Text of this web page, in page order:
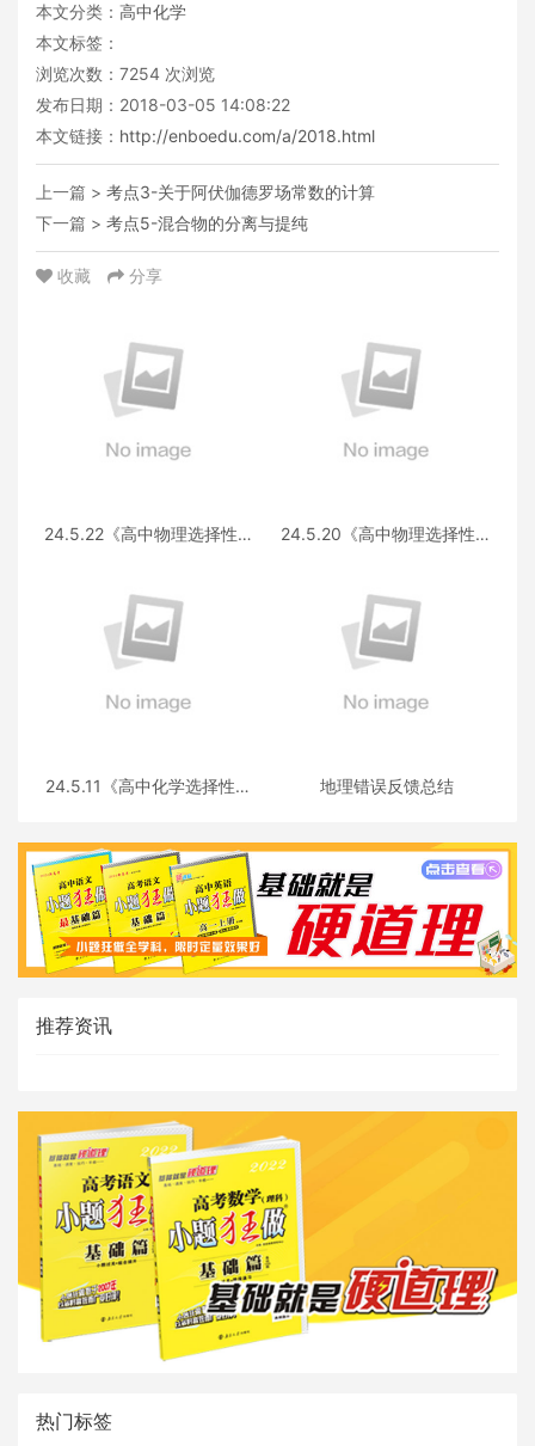
本文分类： 高中化学
本文标签：
浏览次数： 7254 次浏览
发布日期：2018-03-05 14:08:22
本文链接： http://enboedu.com/a/2018.html
上一篇 > 考点3-关于阿伏伽德罗场常数的计算
下一篇 > 考点5-混合物的分离与提纯
收藏 分享
24.5.22《高中物理选择性必
24.5.20《高中物理选择性必
24.5.11《高中化学选择性必
地理错误反馈总结
推荐资讯
热门标签